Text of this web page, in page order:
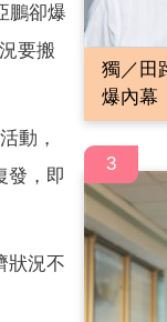
鵬卻爆
要搬
動，
發，即
狀況不
獨／田
爆內幕
3